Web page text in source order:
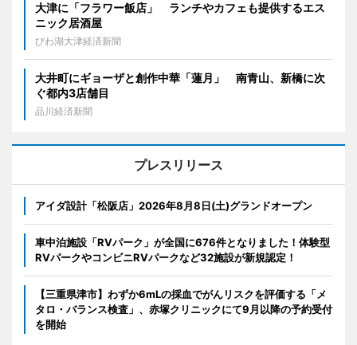
大津に「フラワー飯店」 ランチやカフェも提供するエス
ニック居酒屋
びわ湖大津経済新聞
大井町にギョーザと創作中華「蓮月」 南青山、新橋に次
ぐ都内3店舗目
品川経済新聞
プレスリリース
アイダ設計「松阪店」2026年8月8日(土)グランドオープン
車中泊施設「RVパーク」が全国に676件となりました！体験型
RVパークやコンビニRVパークなど32施設が新規認定！
【三重県津市】わずか6mLの採血でがんリスクを評価する「メ
タロ・バランス検査」、赤塚クリニックにて9月以降の予約受付
を開始